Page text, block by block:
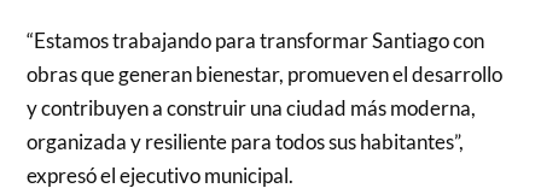
“Estamos trabajando para transformar Santiago con
obras que generan bienestar, promueven el desarrollo
y contribuyen a construir una ciudad más moderna,
organizada y resiliente para todos sus habitantes”,
expresó el ejecutivo municipal.